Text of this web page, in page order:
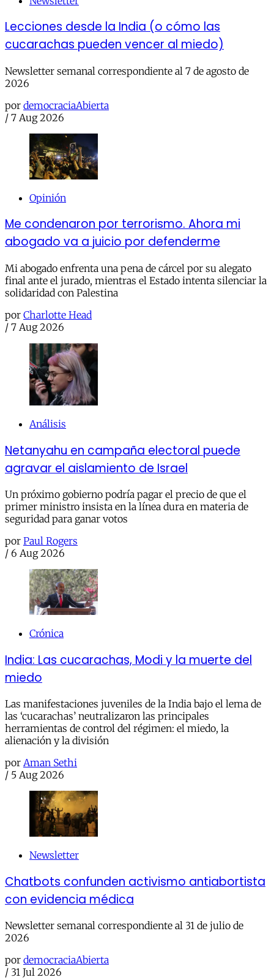
Lecciones desde la India (o cómo las
cucarachas pueden vencer al miedo)
Newsletter semanal correspondiente al 7 de agosto de
2026
por democraciaAbierta
/ 7 Aug 2026
Opinión
Me condenaron por terrorismo. Ahora mi
abogado va a juicio por defenderme
Mi abogado enfrenta una pena de cárcel por su alegato
final ante el jurado, mientras el Estado intenta silenciar la
solidaridad con Palestina
por Charlotte Head
/ 7 Aug 2026
Análisis
Netanyahu en campaña electoral puede
agravar el aislamiento de Israel
Un próximo gobierno podría pagar el precio de que el
primer ministro insista en la línea dura en materia de
seguridad para ganar votos
por Paul Rogers
/ 6 Aug 2026
Crónica
India: Las cucarachas, Modi y la muerte del
miedo
Las manifestaciones juveniles de la India bajo el lema de
las ‘cucarachas’ neutralizaron las principales
herramientas de control del régimen: el miedo, la
alienación y la división
por Aman Sethi
/ 5 Aug 2026
Newsletter
Chatbots confunden activismo antiabortista
con evidencia médica
Newsletter semanal correspondiente al 31 de julio de
2026
por democraciaAbierta
/ 31 Jul 2026